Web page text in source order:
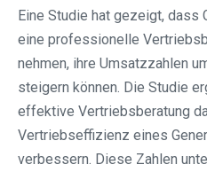
Eine Studie hat gezeigt, dass
eine professionelle
nehmen, ihre Umsatzzahlen
steigern können. Die Studie
effektive Vertriebsberatung
Vertriebseffizienz eines
verbessern. Diese Zahlen